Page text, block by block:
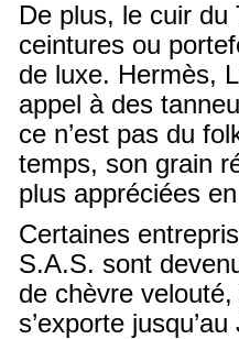
De plus, le cuir du
ceintures ou
de luxe. Hermès,
appel à des
ce n’est pas du
temps, son grain
plus appréciées
Certaines
S.A.S. sont
de chèvre
s’exporte